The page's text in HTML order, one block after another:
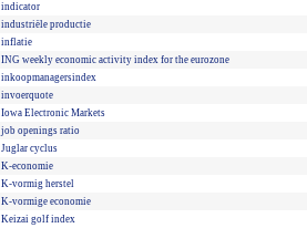
indicator
industriële productie
inflatie
ING weekly economic activity index for the eurozone
inkoopmanagersindex
invoerquote
Iowa Electronic Markets
job openings ratio
Juglar cyclus
K-economie
K-vormig herstel
K-vormige economie
Keizai golf index